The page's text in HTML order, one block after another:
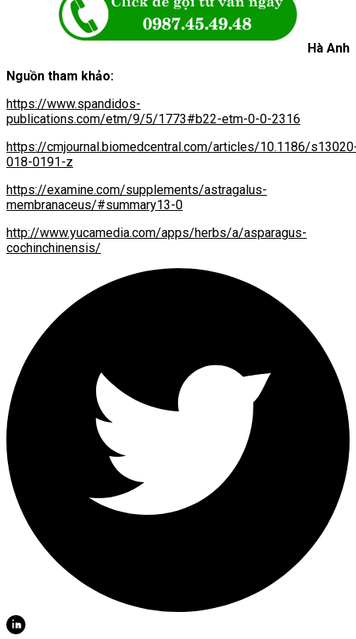
Hà Anh
Nguồn tham khảo:
https://www.spandidos-
publications.com/etm/9/5/1773#b22-etm-0-0-2316
https://cmjournal.biomedcentral.com/articles/10.1186/
018-0191-z
https://examine.com/supplements/astragalus-
membranaceus/#summary13-0
http://www.yucamedia.com/apps/herbs/a/asparagus-
cochinchinensis/